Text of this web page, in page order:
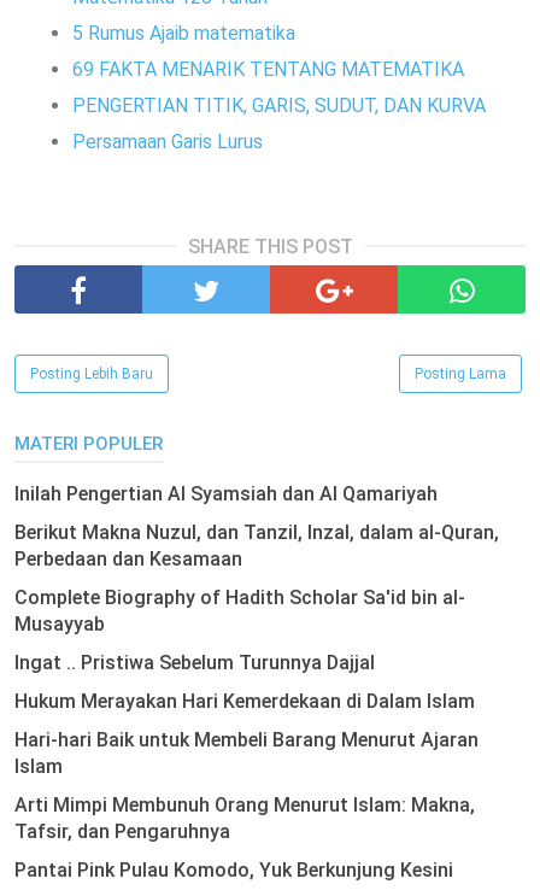
5 Rumus Ajaib matematika
69 FAKTA MENARIK TENTANG MATEMATIKA
PENGERTIAN TITIK, GARIS, SUDUT, DAN KURVA
Persamaan Garis Lurus
SHARE THIS POST
Posting Lebih Baru Posting Lama
MATERI POPULER
Inilah Pengertian Al Syamsiah dan Al Qamariyah
Berikut Makna Nuzul, dan Tanzil, Inzal, dalam al-Quran,
Perbedaan dan Kesamaan
Complete Biography of Hadith Scholar Sa'id bin al-
Musayyab
Ingat .. Pristiwa Sebelum Turunnya Dajjal
Hukum Merayakan Hari Kemerdekaan di Dalam Islam
Hari-hari Baik untuk Membeli Barang Menurut Ajaran
Islam
Arti Mimpi Membunuh Orang Menurut Islam: Makna,
Tafsir, dan Pengaruhnya
Pantai Pink Pulau Komodo, Yuk Berkunjung Kesini